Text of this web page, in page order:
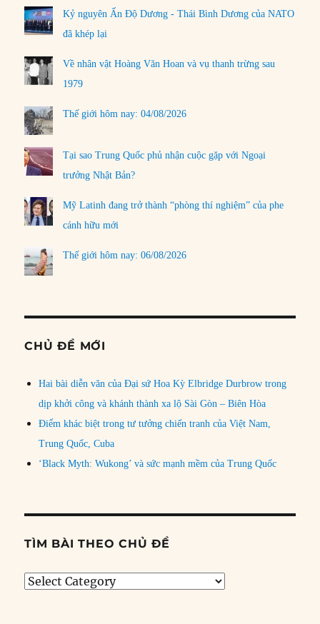
Kỷ nguyên Ấn Độ Dương - Thái Bình Dương của NATO
đã khép lại
Về nhân vật Hoàng Văn Hoan và vụ thanh trừng sau
1979
Thế giới hôm nay: 04/08/2026
Tại sao Trung Quốc phủ nhận cuộc gặp với Ngoại
trưởng Nhật Bản?
Mỹ Latinh đang trở thành “phòng thí nghiệm” của phe
cánh hữu mới
Thế giới hôm nay: 06/08/2026
CHỦ ĐỀ MỚI
Hai bài diễn văn của Đại sứ Hoa Kỳ Elbridge Durbrow trong
dịp khởi công và khánh thành xa lộ Sài Gòn – Biên Hòa
Điểm khác biệt trong tư tưởng chiến tranh của Việt Nam,
Trung Quốc, Cuba
‘Black Myth: Wukong’ và sức mạnh mềm của Trung Quốc
TÌM BÀI THEO CHỦ ĐỀ
Tìm